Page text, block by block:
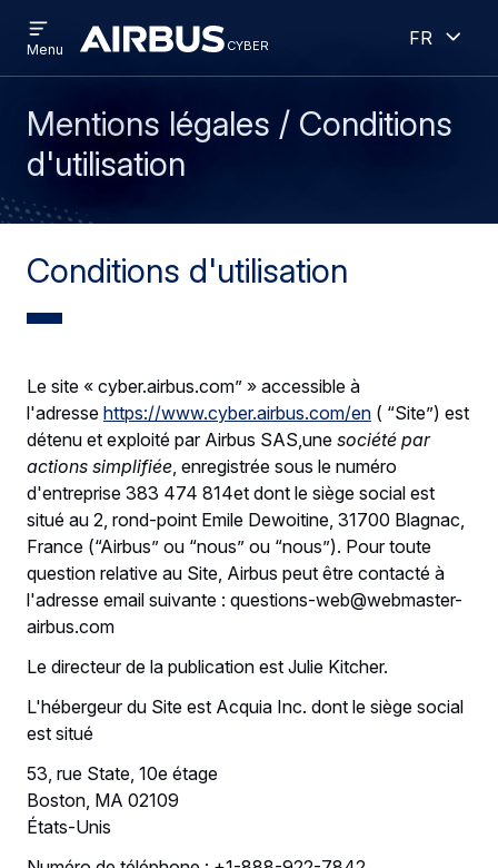
au
contenu
principal
to
search
cyber cyber
menu
Menu
French
Mentions légales / Conditions
d'utilisation
Conditions d'utilisation
Le site « cyber.airbus.com” » accessible à
l'adresse https://www.cyber.airbus.com/en ( “Site”) est
détenu et exploité par Airbus SAS,une société par
actions simplifiée, enregistrée sous le numéro
d'entreprise 383 474 814et dont le siège social est
situé au 2, rond-point Emile Dewoitine, 31700 Blagnac,
France (“Airbus” ou “nous” ou “nous”). Pour toute
question relative au Site, Airbus peut être contacté à
l'adresse email suivante : questions-web@webmaster-
airbus.com
Le directeur de la publication est Julie Kitcher.
L'hébergeur du Site est Acquia Inc. dont le siège social
est situé
53, rue State, 10e étage
Boston, MA 02109
États-Unis